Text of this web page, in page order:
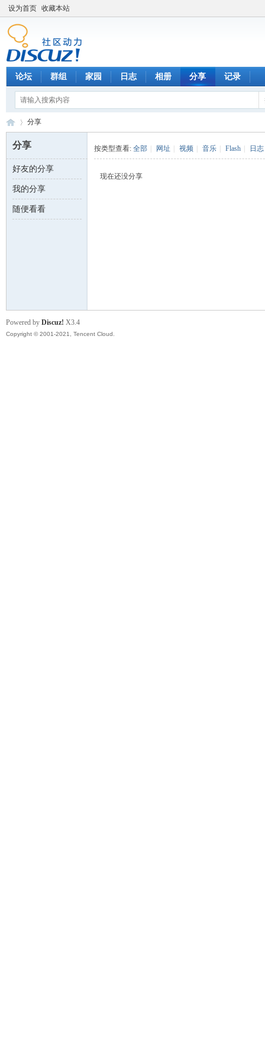
设为首页 收藏本站
论坛 群组 家园 日志 相册 分享 记录
数 ›
分享
分享
好友的分享
我的分享
随便看看
按类型查看: 全部 网址 视频 音乐 Flash 日志
现在还没分享
Powered by Discuz! X3.4
Copyright © 2001-2021, Tencent Cloud.